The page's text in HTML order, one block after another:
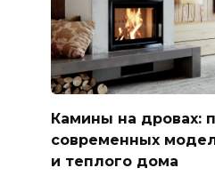
Камины на дровах:
современных
и теплого дома